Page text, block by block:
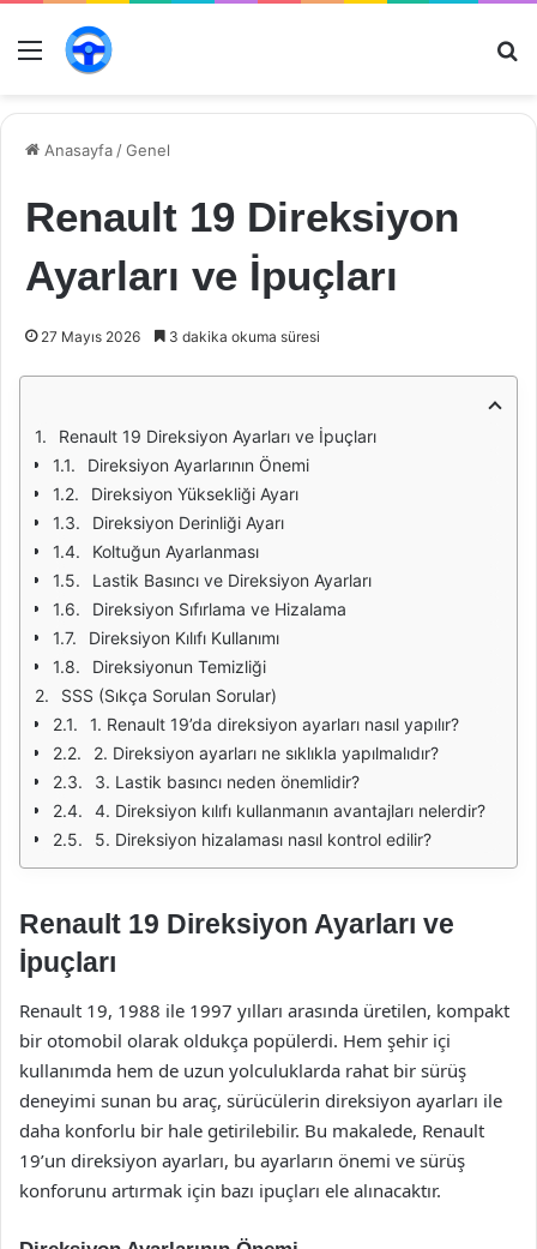
Menü
Anasayfa /Genel
Renault 19 Direksiyon
Ayarları ve İpuçları
27 Mayıs 2026 3 dakika okuma süresi
Renault 19 Direksiyon Ayarları ve İpuçları
Direksiyon Ayarlarının Önemi
Direksiyon Yüksekliği Ayarı
Direksiyon Derinliği Ayarı
Koltuğun Ayarlanması
Lastik Basıncı ve Direksiyon Ayarları
Direksiyon Sıfırlama ve Hizalama
Direksiyon Kılıfı Kullanımı
Direksiyonun Temizliği
SSS (Sıkça Sorulan Sorular)
1. Renault 19’da direksiyon ayarları nasıl yapılır?
2. Direksiyon ayarları ne sıklıkla yapılmalıdır?
3. Lastik basıncı neden önemlidir?
4. Direksiyon kılıfı kullanmanın avantajları nelerdir?
5. Direksiyon hizalaması nasıl kontrol edilir?
Renault 19 Direksiyon Ayarları ve
İpuçları
Renault 19, 1988 ile 1997 yılları arasında üretilen, kompakt
bir otomobil olarak oldukça popülerdi. Hem şehir içi
kullanımda hem de uzun yolculuklarda rahat bir sürüş
deneyimi sunan bu araç, sürücülerin direksiyon ayarları ile
daha konforlu bir hale getirilebilir. Bu makalede, Renault
19’un direksiyon ayarları, bu ayarların önemi ve sürüş
konforunu artırmak için bazı ipuçları ele alınacaktır.